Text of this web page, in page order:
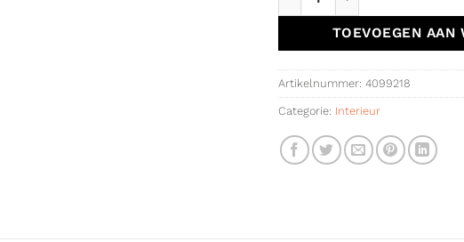
TOEVOEGEN AAN
Artikelnummer: 4099218
Categorie: Interieur